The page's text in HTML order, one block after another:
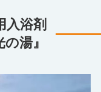
入浴剤
湯』